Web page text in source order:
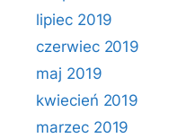
lipiec 2019
czerwiec 2019
maj 2019
kwiecień 2019
marzec 2019